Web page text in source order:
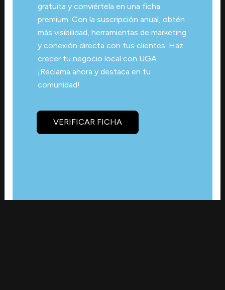
gratuita y conviértela en una ficha
premium. Con la suscripción anual, obtén
más visibilidad, herramientas de marketing
y conexión directa con tus clientes. Haz
crecer tu negocio local con UGA.
¡Reclama ahora y destaca en tu
comunidad!
VERIFICAR FICHA